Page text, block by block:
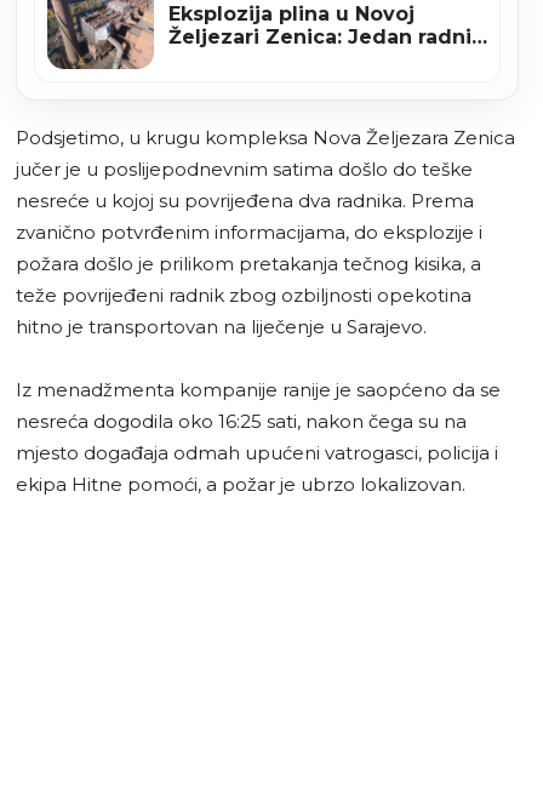
Eksplozija plina u Novoj
Željezari Zenica: Jedan radnik
Podsjetimo, u krugu kompleksa Nova Željezara Zenica
jučer je u poslijepodnevnim satima došlo do teške
nesreće u kojoj su povrijeđena dva radnika. Prema
zvanično potvrđenim informacijama, do eksplozije i
požara došlo je prilikom pretakanja tečnog kisika, a
teže povrijeđeni radnik zbog ozbiljnosti opekotina
hitno je transportovan na liječenje u Sarajevo.
Iz menadžmenta kompanije ranije je saopćeno da se
nesreća dogodila oko 16:25 sati, nakon čega su na
mjesto događaja odmah upućeni vatrogasci, policija i
ekipa Hitne pomoći, a požar je ubrzo lokalizovan.